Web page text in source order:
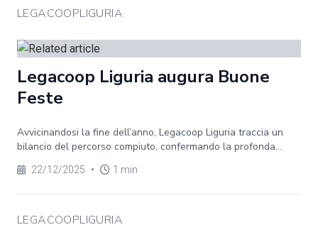
LEGACOOPLIGURIA
Legacoop Liguria augura Buone
Feste
Avvicinandosi la fine dell’anno, Legacoop Liguria traccia un
bilancio del percorso compiuto, confermando la profonda...
22/12/2025 • 1 min
LEGACOOPLIGURIA